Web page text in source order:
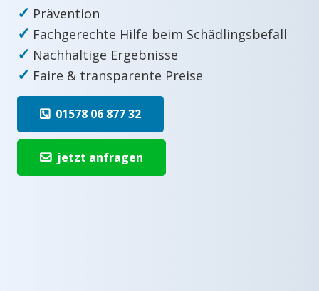
✓ Prävention
✓ Fachgerechte Hilfe beim Schädlingsbefall
✓ Nachhaltige Ergebnisse
✓ Faire & transparente Preise
01578 06 877 32
jetzt anfragen